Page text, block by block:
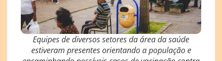
Equipes de diversos setores da área da saúde
estiveram presentes orientando a população e